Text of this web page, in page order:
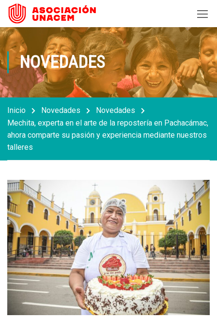
NOVEDADES
Inicio Novedades
Novedades
Mechita, experta en el arte de la repostería en Pachacámac,
ahora comparte su pasión y experiencia mediante nuestros
talleres